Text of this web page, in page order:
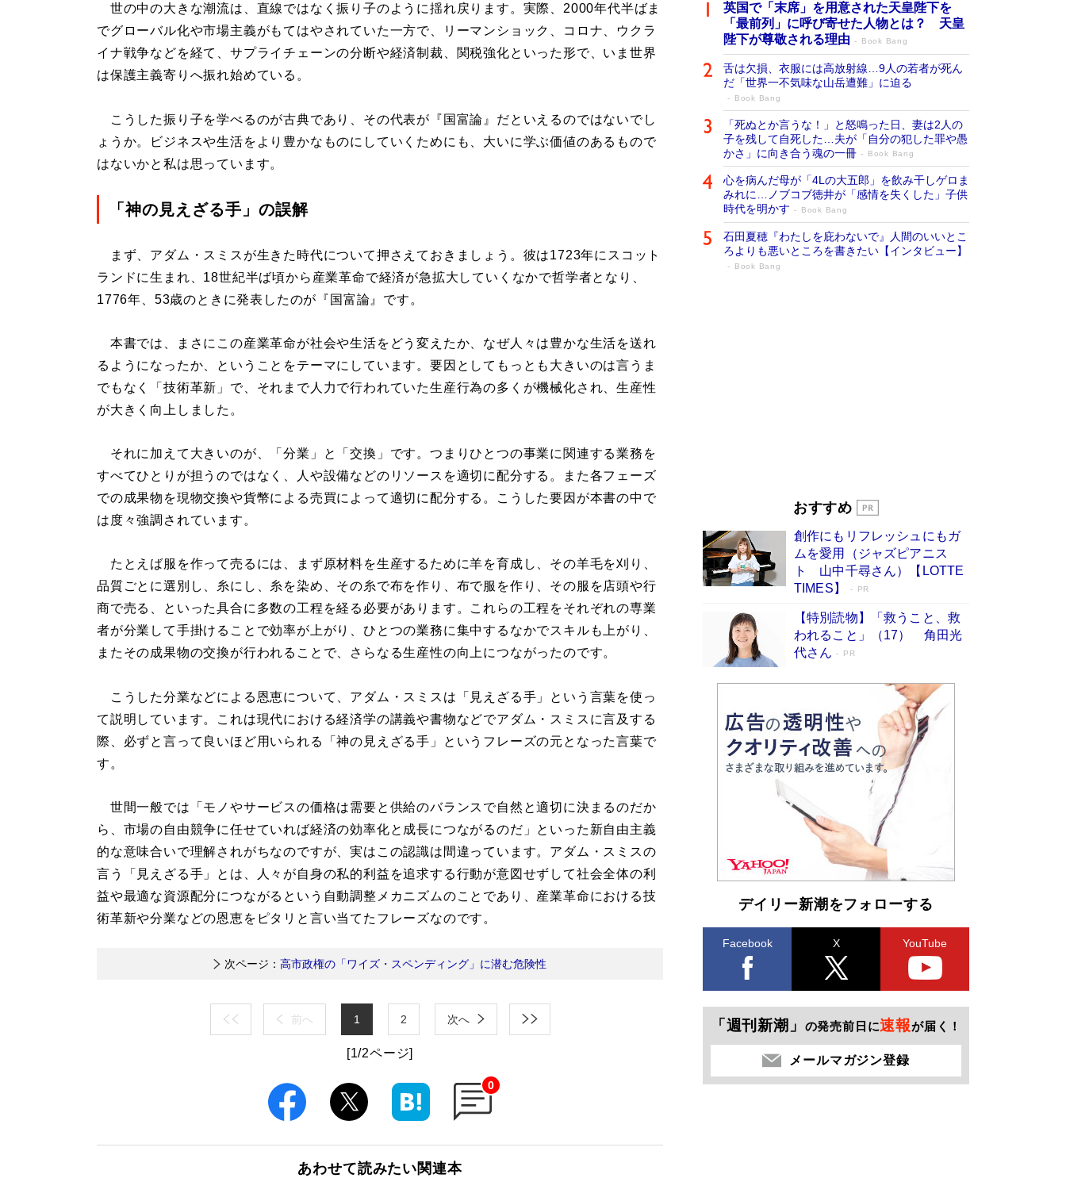
世の中の大きな潮流は、直線ではなく振り子のように揺れ戻ります。実際、2000年代半ばま
でグローバル化や市場主義がもてはやされていた一方で、リーマンショック、コロナ、ウクラ
イナ戦争などを経て、サプライチェーンの分断や経済制裁、関税強化といった形で、いま世界
は保護主義寄りへ振れ始めている。
こうした振り子を学べるのが古典であり、その代表が『国富論』だといえるのではないでし
ょうか。ビジネスや生活をより豊かなものにしていくためにも、大いに学ぶ価値のあるもので
はないかと私は思っています。
「神の見えざる手」の誤解
まず、アダム・スミスが生きた時代について押さえておきましょう。彼は1723年にスコット
ランドに生まれ、18世紀半ば頃から産業革命で経済が急拡大していくなかで哲学者となり、
1776年、53歳のときに発表したのが『国富論』です。
本書では、まさにこの産業革命が社会や生活をどう変えたか、なぜ人々は豊かな生活を送れ
るようになったか、ということをテーマにしています。要因としてもっとも大きいのは言うま
でもなく「技術革新」で、それまで人力で行われていた生産行為の多くが機械化され、生産性
が大きく向上しました。
それに加えて大きいのが、「分業」と「交換」です。つまりひとつの事業に関連する業務を
すべてひとりが担うのではなく、人や設備などのリソースを適切に配分する。また各フェーズ
での成果物を現物交換や貨幣による売買によって適切に配分する。こうした要因が本書の中で
は度々強調されています。
たとえば服を作って売るには、まず原材料を生産するために羊を育成し、その羊毛を刈り、
品質ごとに選別し、糸にし、糸を染め、その糸で布を作り、布で服を作り、その服を店頭や行
商で売る、といった具合に多数の工程を経る必要があります。これらの工程をそれぞれの専業
者が分業して手掛けることで効率が上がり、ひとつの業務に集中するなかでスキルも上がり、
またその成果物の交換が行われることで、さらなる生産性の向上につながったのです。
こうした分業などによる恩恵について、アダム・スミスは「見えざる手」という言葉を使っ
て説明しています。これは現代における経済学の講義や書物などでアダム・スミスに言及する
際、必ずと言って良いほど用いられる「神の見えざる手」というフレーズの元となった言葉で
す。
世間一般では「モノやサービスの価格は需要と供給のバランスで自然と適切に決まるのだか
ら、市場の自由競争に任せていれば経済の効率化と成長につながるのだ」といった新自由主義
的な意味合いで理解されがちなのですが、実はこの認識は間違っています。アダム・スミスの
言う「見えざる手」とは、人々が自身の私的利益を追求する行動が意図せずして社会全体の利
益や最適な資源配分につながるという自動調整メカニズムのことであり、産業革命における技
術革新や分業などの恩恵をピタリと言い当てたフレーズなのです。
次ページ： 高市政権の「ワイズ・スペンディング」に潜む危険性
前へ 1 2 次へ
[1/2ページ]
0
あわせて読みたい関連本
英国で「末席」を用意された天皇陛下を
「最前列」に呼び寄せた人物とは？ 天皇
陛下が尊敬される理由
Book Bang
舌は欠損、衣服には高放射線…9人の若者が死ん
だ「世界一不気味な山岳遭難」に迫る
Book Bang
「死ぬとか言うな！」と怒鳴った日、妻は2人の
子を残して自死した…夫が「自分の犯した罪や愚
かさ」に向き合う魂の一冊
Book Bang
心を病んだ母が「4Lの大五郎」を飲み干しゲロま
みれに…ノブコブ徳井が「感情を失くした」子供
時代を明かす
Book Bang
石田夏穂『わたしを庇わないで』人間のいいとこ
ろよりも悪いところを書きたい【インタビュー】
Book Bang
開発への関心を押し上げた18年の物語に幕 特装
Book Bang
「不意に涙が出そうに…」高嶋政伸が明かし
た“13歳の娘を暴行する役”への葛藤 インティマ
シーコーディネーターに支えられたNHK『大奥』
Book Bang
おすすめ
創作にもリフレッシュにもガ
ムを愛用（ジャズピアニス
ト 山中千尋さん）【LOTTE
TIMES】
PR
【特別読物】「救うこと、救
われること」（17） 角田光
代さん
PR
デイリー新潮をフォローする
Facebook X YouTube
「週刊新潮」 の発売前日に速報が届く！
メールマガジン登録